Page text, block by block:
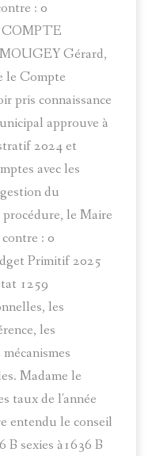
: 0
Gérard,
le Compte
pris connaissance
approuve à
2024 et
avec les
du
le Maire
: 0
Primitif 2025
1259
les
les
Madame le
taux de l'année
entendu le conseil
B sexies à1636 B